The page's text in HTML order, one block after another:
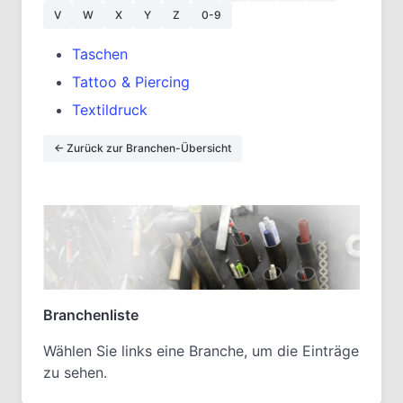
V
W X Y Z 0-9
Taschen
Tattoo & Piercing
Textildruck
← Zurück zur Branchen-Übersicht
Branchenliste
Wählen Sie links eine Branche, um die Einträge
zu sehen.